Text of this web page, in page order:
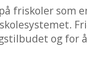
friskoler som
og for